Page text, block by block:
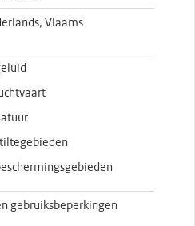
Vlaams
gebruiksbeperkingen